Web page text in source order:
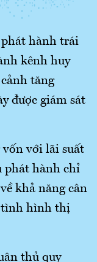
hành trái
kênh huy
tăng
được giám sát
với lãi suất
phát hành chỉ
khả năng cân
tình hình thị
thủ quy